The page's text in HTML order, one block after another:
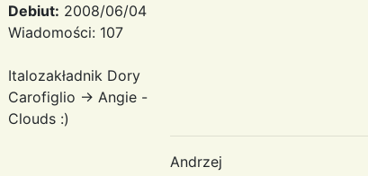
Debiut: 2008/06/04
Wiadomości: 107
Italozakładnik Dory
Carofiglio -> Angie -
Clouds :)
Andrzej